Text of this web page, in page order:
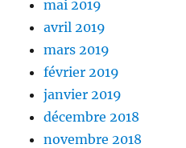
mai 2019
avril 2019
mars 2019
février 2019
janvier 2019
décembre 2018
novembre 2018